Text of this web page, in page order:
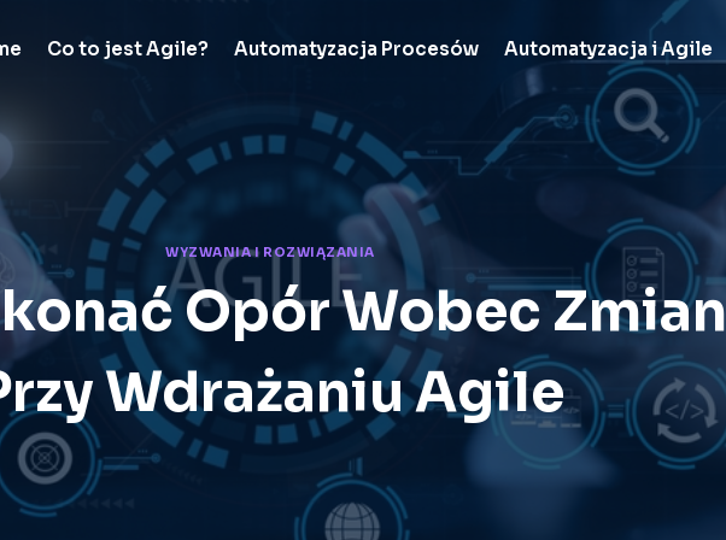
Co to jest Agile? Automatyzacja Procesów Automatyzacja i Agile
WYZWANIA I ROZWIĄZANIA
Opór Wobec Zmian
Wdrażaniu Agile